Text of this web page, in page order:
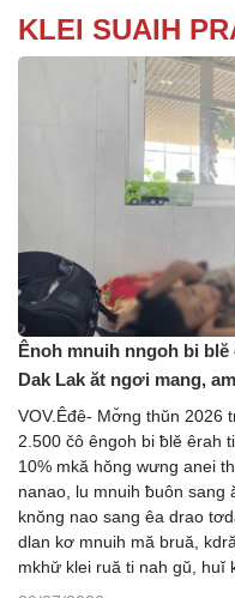
KLEI SUAIH
Ênoh mnuih nngoh bi
Dak Lak ăt ngơi mang,
VOV.Êđê- Mơ̆ng thŭn 2026
2.500 čô êngoh bi ƀlĕ êrah
10% mkă hŏng wưng anei
nanao, lu mnuih ƀuôn sang
knŏng nao sang êa drao
dlan kơ mnuih mă bruă,
mkhư̆ klei ruă ti nah gŭ, huĭ